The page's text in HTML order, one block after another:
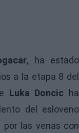
, ha estado
a la etapa 8 del
Luka Doncic ha
del esloveno
las venas con